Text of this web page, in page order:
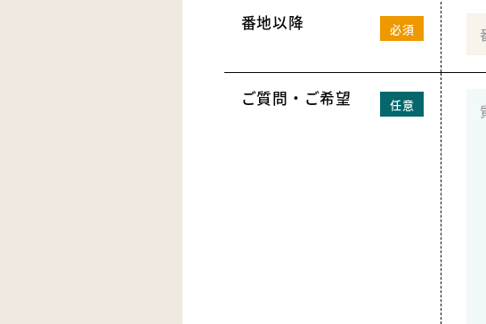
番地以降 必須
ご質問・ご希望 任意